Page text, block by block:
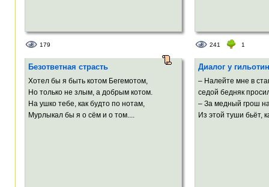
179 241 1
Безответная страсть
Хотел бы я быть котом Бегемотом,
Но только не злым, а добрым котом.
На ушко тебе, как будто по нотам,
Мурлыкал бы я о сём и о том....
Диалог у
– Налейте мне в
седой бедняк
– За медный грош
Из этой туши бьёт,